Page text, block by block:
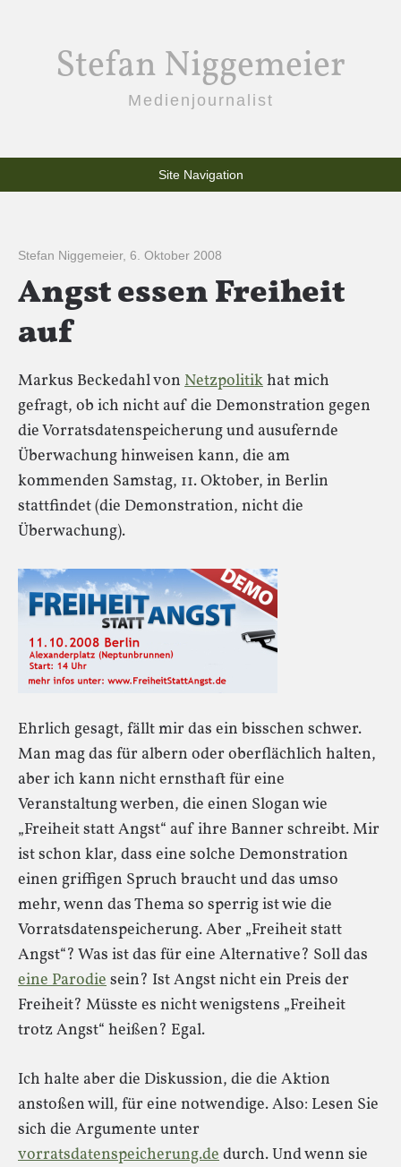
Stefan Niggemeier
Medienjournalist
Site Navigation
Stefan Niggemeier, 6. Oktober 2008
Angst essen Freiheit
auf
Markus Beckedahl von Netzpolitikhat mich
gefragt, ob ich nicht auf die Demonstration gegen
die Vorratsdatenspeicherung und ausufernde
Überwachung hinweisen kann, die am
kommenden Samstag, 11. Oktober, in Berlin
stattfindet (die Demonstration, nicht die
Überwachung).
Ehrlich gesagt, fällt mir das ein bisschen schwer.
Man mag das für albern oder oberflächlich halten,
aber ich kann nicht ernsthaft für eine
Veranstaltung werben, die einen Slogan wie
„Freiheit statt Angst“ auf ihre Banner schreibt. Mir
ist schon klar, dass eine solche Demonstration
einen griffigen Spruch braucht und das umso
mehr, wenn das Thema so sperrig ist wie die
Vorratsdatenspeicherung. Aber „Freiheit statt
Angst“? Was ist das für eine Alternative? Soll das
eine Parodiesein? Ist Angst nicht ein Preis der
Freiheit? Müsste es nicht wenigstens „Freiheit
trotz Angst“ heißen? Egal.
Ich halte aber die Diskussion, die die Aktion
anstoßen will, für eine notwendige. Also: Lesen Sie
sich die Argumente unter
vorratsdatenspeicherung.dedurch. Und wenn sie